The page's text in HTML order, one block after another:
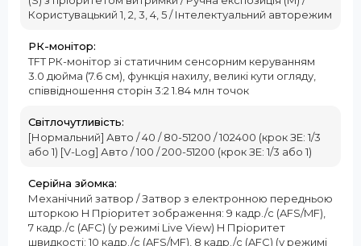
Користувацький 1, 2, 3, 4, 5 / Інтелектуальний авторежим
РК-монітор:
TFT РК-монітор зі статичним сенсорним керуванням
3.0 дюйма (7.6 см), функція нахилу, великі кути огляду,
співвідношення сторін 3:2 1.84 млн точок
Світлочутливість:
[Нормальний] Авто / 40 / 80-51200 / 102400 (крок ЗЕ: 1/3
або 1) [V-Log] Авто / 100 / 200-51200 (крок ЗЕ: 1/3 або 1)
Серійна зйомка:
Механічний затвор / Затвор з електронною передньою
шторкою H Пріоритет зображення: 9 кадр./с (AFS/MF),
7 кадр./с (AFC) (у режимі Live View) H Пріоритет
швидкості: 10 кадр./с (AFS/MF), 8 кадр./с (AFC) (у режимі